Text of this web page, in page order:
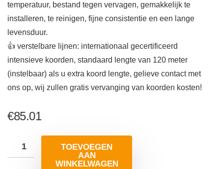
temperatuur, bestand tegen vervagen, gemakkelijk te
installeren, te reinigen, fijne consistentie en een lange
levensduur.
👍 verstelbare lijnen: internationaal gecertificeerd
intensieve koorden, standaard lengte van 120 meter
(instelbaar) als u extra koord lengte, gelieve contact met
ons op, wij zullen gratis vervanging van koorden kosten!
€85.01
TOEVOEGEN
AAN
WINKELWAGEN